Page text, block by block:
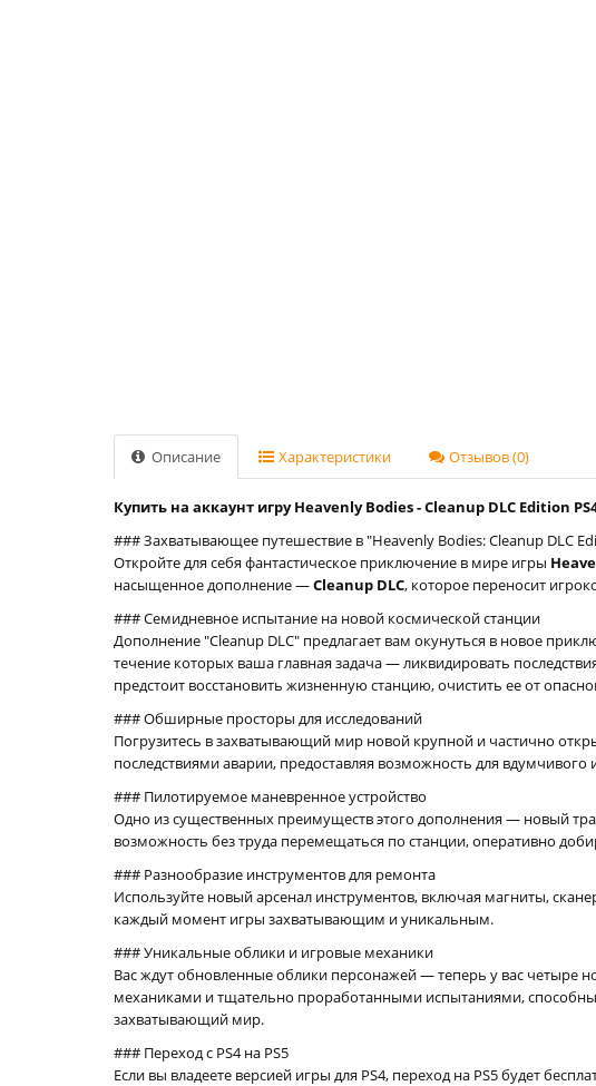
Описание Характеристики Отзывов (0)
Купить на аккаунт игру Heavenly Bodies - Cleanup DLC Edition
### Захватывающее путешествие в "Heavenly Bodies: Cleanup DLC
Откройте для себя фантастическое приключение в мире игры
насыщенное дополнение —Cleanup DLC, которое переносит
### Семидневное испытание на новой космической станции
Дополнение "Cleanup DLC" предлагает вам окунуться в новое
течение которых ваша главная задача — ликвидировать
предстоит восстановить жизненную станцию, очистить ее от
### Обширные просторы для исследований
Погрузитесь в захватывающий мир новой крупной и частично
последствиями аварии, предоставляя возможность для вдумчивого
### Пилотируемое маневренное устройство
Одно из существенных преимуществ этого дополнения — новый
возможность без труда перемещаться по станции, оперативно
### Разнообразие инструментов для ремонта
Используйте новый арсенал инструментов, включая магниты,
каждый момент игры захватывающим и уникальным.
### Уникальные облики и игровые механики
Вас ждут обновленные облики персонажей — теперь у вас четыре
механиками и тщательно проработанными испытаниями,
захватывающий мир.
### Переход с PS4 на PS5
Если вы владеете версией игры для PS4, переход на PS5 будет